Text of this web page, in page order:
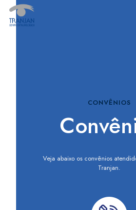
CONVÊNIOS
Veja abaixo os convênios
Tranjan.